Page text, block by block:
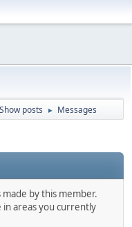
Show posts ► Messages
made by this member.
in areas you currently